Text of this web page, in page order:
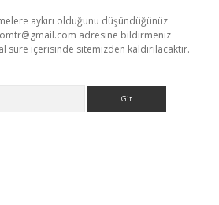
aykırı olduğunu düşündüğünüz
adresine bildirmeniz
süre içerisinde sitemizden kaldırılacaktır.